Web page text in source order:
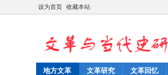
设为首页 收藏本站
地方文革 文革研究 文革回忆